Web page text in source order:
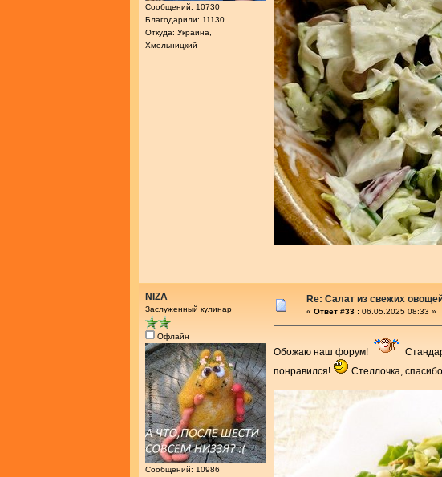
Сообщений: 10730
Благодарили: 11130
Откуда: Украина,
Хмельницкий
NIZA
Заслуженный кулинар
Офлайн
Сообщений: 10986
Re: Салат из свежих
« Ответ #33 : 06.05.2025 08:33 »
Обожаю наш форум!
понравился!
Стеллочка,